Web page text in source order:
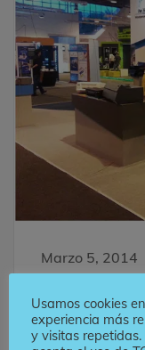
Marzo 5, 2014
The
Usamos cookies
experiencia más
y visitas